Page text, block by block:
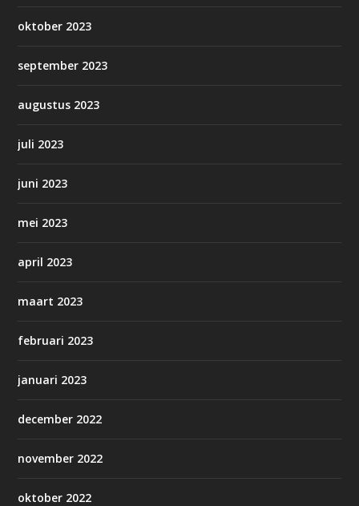
oktober 2023
september 2023
augustus 2023
juli 2023
juni 2023
mei 2023
april 2023
maart 2023
februari 2023
januari 2023
december 2022
november 2022
oktober 2022